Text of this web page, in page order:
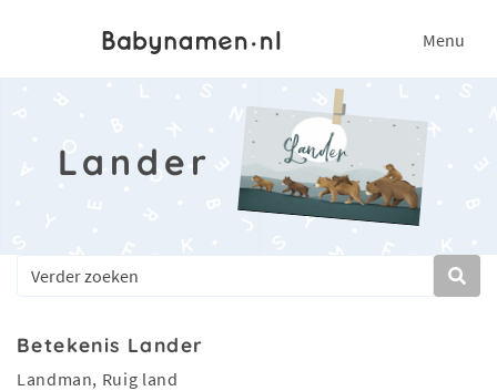
Menu
Lander
Betekenis Lander
Landman, Ruig land